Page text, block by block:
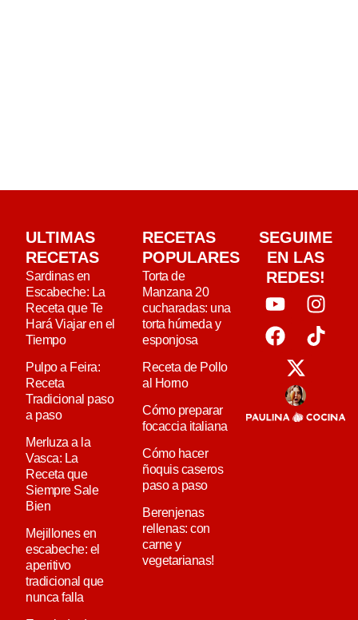
ULTIMAS
RECETAS
Sardinas en
Escabeche: La
Receta que Te
Hará Viajar en el
Tiempo
Pulpo a Feira:
Receta
Tradicional paso
a paso
Merluza a la
Vasca: La
Receta que
Siempre Sale
Bien
Mejillones en
escabeche: el
aperitivo
tradicional que
nunca falla
RECETAS
POPULARES
Torta de
Manzana 20
cucharadas: una
torta húmeda y
esponjosa
Receta de Pollo
al Horno
Cómo preparar
focaccia italiana
Cómo hacer
ñoquis caseros
paso a paso
Berenjenas
rellenas: con
carne y
vegetarianas!
SEGUIME
EN LAS
REDES!